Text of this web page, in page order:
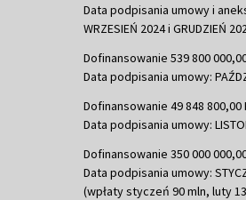
Data podpisania umowy i
WRZESIEŃ 2024 i GRUDZIEŃ
Dofinansowanie 539 800
Data podpisania umowy:
Dofinansowanie 49 848 800,00
Data podpisania umowy:
Dofinansowanie 350 000
Data podpisania umowy:
(wpłaty styczeń 90 mln, luty